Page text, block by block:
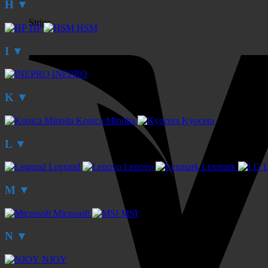
Stripe
H ▼
HP HSM
I ▼
INEPRO
K ▼
Konica Minolta Kyocera
L ▼
Legrand Lenovo Lexmark
M ▼
Microsoft MSI
N ▼
NJOY